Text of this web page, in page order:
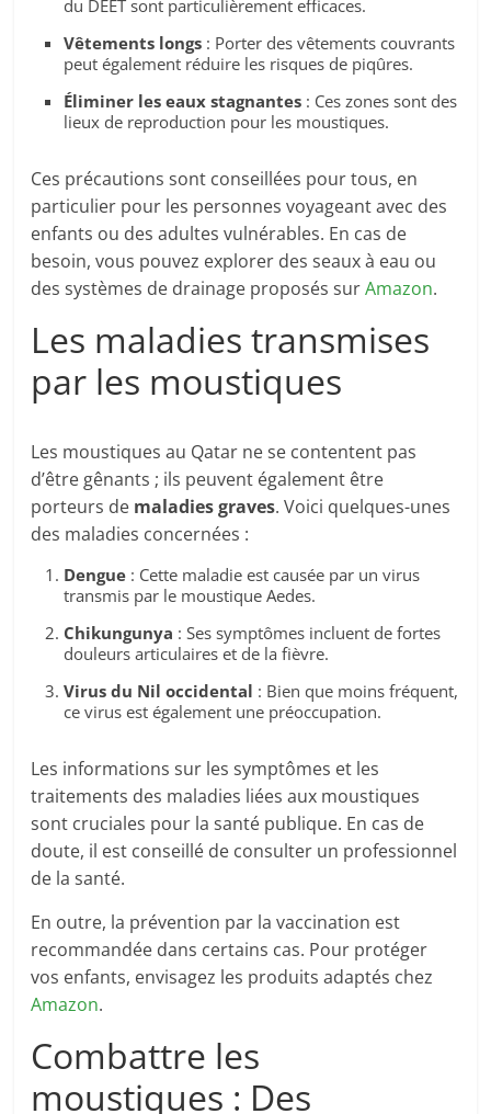
du DEET sont particulièrement efficaces.
Vêtements longs : Porter des vêtements couvrants
peut également réduire les risques de piqûres.
Éliminer les eaux stagnantes : Ces zones sont des
lieux de reproduction pour les moustiques.
Ces précautions sont conseillées pour tous, en
particulier pour les personnes voyageant avec des
enfants ou des adultes vulnérables. En cas de
besoin, vous pouvez explorer des seaux à eau ou
des systèmes de drainage proposés surAmazon.
Les maladies transmises
par les moustiques
Les moustiques au Qatar ne se contentent pas
d’être gênants ; ils peuvent également être
porteurs de maladies graves. Voici quelques-unes
des maladies concernées :
Dengue : Cette maladie est causée par un virus
transmis par le moustique Aedes.
Chikungunya : Ses symptômes incluent de fortes
douleurs articulaires et de la fièvre.
Virus du Nil occidental : Bien que moins fréquent,
ce virus est également une préoccupation.
Les informations sur les symptômes et les
traitements des maladies liées aux moustiques
sont cruciales pour la santé publique. En cas de
doute, il est conseillé de consulter un professionnel
de la santé.
En outre, la prévention par la vaccination est
recommandée dans certains cas. Pour protéger
vos enfants, envisagez les produits adaptés chez
Amazon.
Combattre les
moustiques : Des